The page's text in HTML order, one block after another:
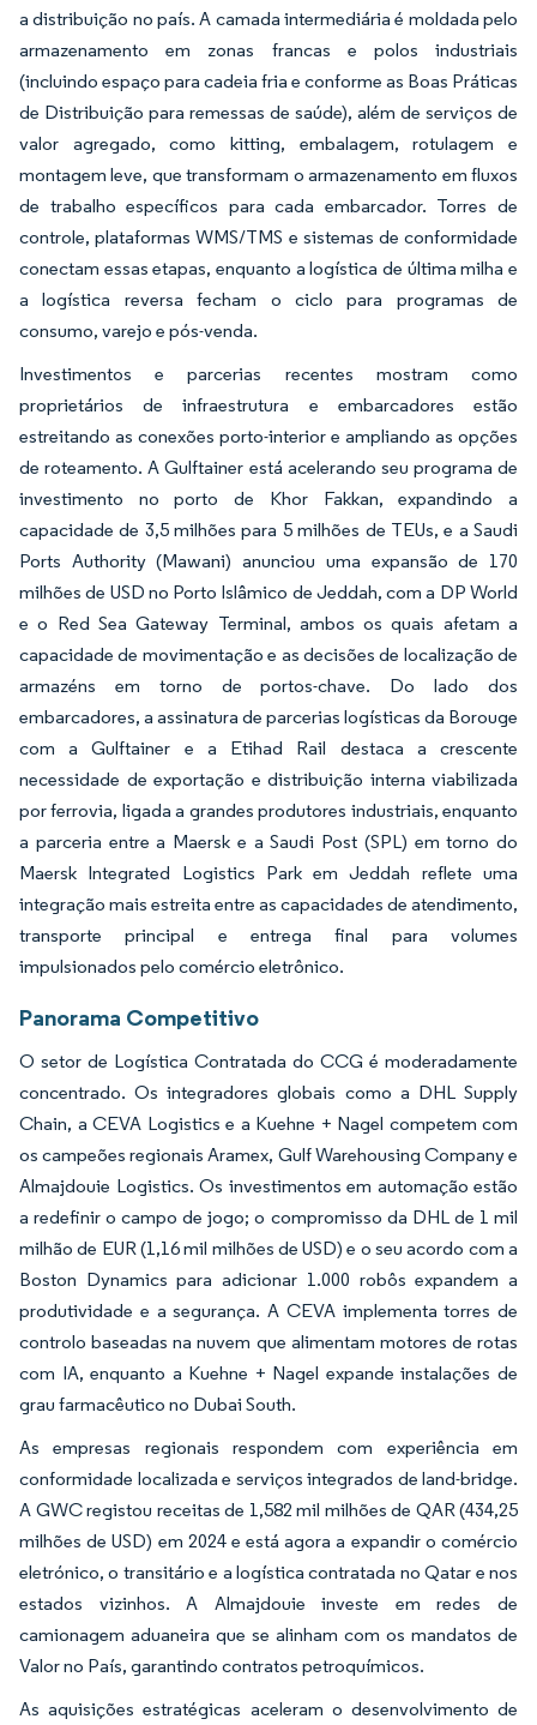
a distribuição no país. A camada intermediária é moldada pelo
armazenamento em zonas francas e polos industriais
(incluindo espaço para cadeia fria e conforme as Boas Práticas
de Distribuição para remessas de saúde), além de serviços de
valor agregado, como kitting, embalagem, rotulagem e
montagem leve, que transformam o armazenamento em fluxos
de trabalho específicos para cada embarcador. Torres de
controle, plataformas WMS/TMS e sistemas de conformidade
conectam essas etapas, enquanto a logística de última milha e
a logística reversa fecham o ciclo para programas de
consumo, varejo e pós-venda.
Investimentos e parcerias recentes mostram como
proprietários de infraestrutura e embarcadores estão
estreitando as conexões porto-interior e ampliando as opções
de roteamento. A Gulftainer está acelerando seu programa de
investimento no porto de Khor Fakkan, expandindo a
capacidade de 3,5 milhões para 5 milhões de TEUs, e a Saudi
Ports Authority (Mawani) anunciou uma expansão de 170
milhões de USD no Porto Islâmico de Jeddah, com a DP World
e o Red Sea Gateway Terminal, ambos os quais afetam a
capacidade de movimentação e as decisões de localização de
armazéns em torno de portos-chave. Do lado dos
embarcadores, a assinatura de parcerias logísticas da Borouge
com a Gulftainer e a Etihad Rail destaca a crescente
necessidade de exportação e distribuição interna viabilizada
por ferrovia, ligada a grandes produtores industriais, enquanto
a parceria entre a Maersk e a Saudi Post (SPL) em torno do
Maersk Integrated Logistics Park em Jeddah reflete uma
integração mais estreita entre as capacidades de atendimento,
transporte principal e entrega final para volumes
impulsionados pelo comércio eletrônico.
Panorama Competitivo
O setor de Logística Contratada do CCG é moderadamente
concentrado. Os integradores globais como a DHL Supply
Chain, a CEVA Logistics e a Kuehne + Nagel competem com
os campeões regionais Aramex, Gulf Warehousing Company e
Almajdouie Logistics. Os investimentos em automação estão
a redefinir o campo de jogo; o compromisso da DHL de 1 mil
milhão de EUR (1,16 mil milhões de USD) e o seu acordo com a
Boston Dynamics para adicionar 1.000 robôs expandem a
produtividade e a segurança. A CEVA implementa torres de
controlo baseadas na nuvem que alimentam motores de rotas
com IA, enquanto a Kuehne + Nagel expande instalações de
grau farmacêutico no Dubai South.
As empresas regionais respondem com experiência em
conformidade localizada e serviços integrados de land-bridge.
A GWC registou receitas de 1,582 mil milhões de QAR (434,25
milhões de USD) em 2024 e está agora a expandir o comércio
eletrónico, o transitário e a logística contratada no Qatar e nos
estados vizinhos. A Almajdouie investe em redes de
camionagem aduaneira que se alinham com os mandatos de
Valor no País, garantindo contratos petroquímicos.
As aquisições estratégicas aceleram o desenvolvimento de